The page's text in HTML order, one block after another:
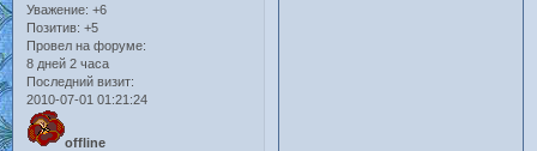
Уважение: +6
Позитив: +5
Провел на форуме:
8 дней 2 часа
Последний визит:
2010-07-01 01:21:24
offline